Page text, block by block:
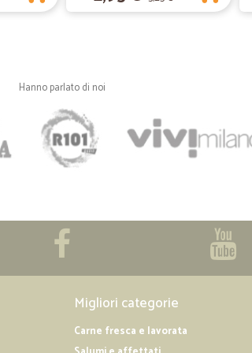
Oggi è stata la mia prima
Ottimo negozio
Ottimo negozio, spedizione veloce e
comprare da loro
Hanno parlato di noi
Migliori categorie
Carne fresca e lavorata